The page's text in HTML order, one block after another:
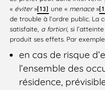
« éviter»[13] une « menace »
de trouble à l’ordre public. La
satisfaite, a fortiori, si
produit ses effets. Par
en cas de risque
l’ensemble des
résidence,